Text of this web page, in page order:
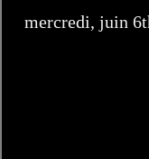
mercredi, juin